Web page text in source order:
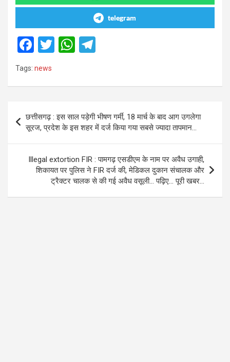
telegram
F
ce
o
o
k
T
W
A
p
p
a
m
Tags: news
navigation
छत्तीसगढ़ : इस साल पड़ेगी भीषण गर्मी, 18 मार्च के बाद आग उगलेगा
सूरज, प्रदेश के इस शहर में दर्ज किया गया सबसे ज्यादा तापमान…
Illegal extortion FIR : पामगढ़ एसडीएम के नाम पर अवैध उगाही,
शिकायत पर पुलिस ने FIR दर्ज की, मेडिकल दुकान संचालक और
ट्रैक्टर चालक से की गई अवैध वसूली… पढ़िए… पूरी खबर…